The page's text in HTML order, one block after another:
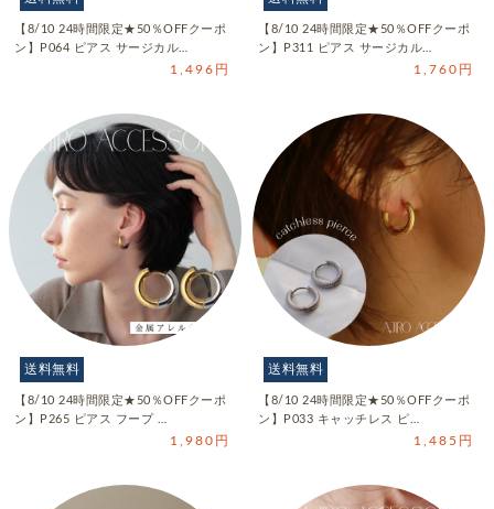
【8/10 24時間限定★50％OFFクーポ
ン】P064 ピアス サージカル…
1,496円
【8/10 24時間限定★50％OFFクーポ
ン】P311 ピアス サージカル…
1,760円
送料無料
【8/10 24時間限定★50％OFFクーポ
ン】P265 ピアス フープ …
1,980円
送料無料
【8/10 24時間限定★50％OFFクーポ
ン】P033 キャッチレス ピ…
1,485円